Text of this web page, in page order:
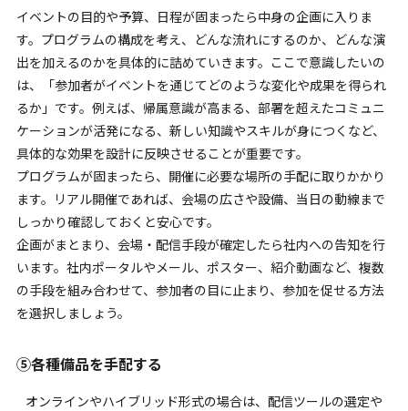
イベントの目的や予算、日程が固まったら中身の企画に入りま
す。プログラムの構成を考え、どんな流れにするのか、どんな演
出を加えるのかを具体的に詰めていきます。ここで意識したいの
は、「参加者がイベントを通じてどのような変化や成果を得られ
るか」です。例えば、帰属意識が高まる、部署を超えたコミュニ
ケーションが活発になる、新しい知識やスキルが身につくなど、
具体的な効果を設計に反映させることが重要です。
プログラムが固まったら、開催に必要な場所の手配に取りかかり
ます。リアル開催であれば、会場の広さや設備、当日の動線まで
しっかり確認しておくと安心です。
企画がまとまり、会場・配信手段が確定したら社内への告知を行
います。社内ポータルやメール、ポスター、紹介動画など、複数
の手段を組み合わせて、参加者の目に止まり、参加を促せる方法
を選択しましょう。
⑤各種備品を手配する
オンラインやハイブリッド形式の場合は、配信ツールの選定や